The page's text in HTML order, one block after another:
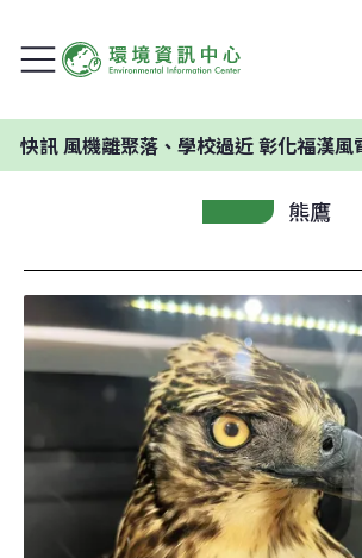
離聚落、學校過近 彰化福漢風電案環委
熊鷹